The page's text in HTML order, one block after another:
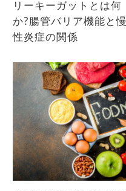
リーキーガットとは何
か?腸管バリア機能と慢
性炎症の関係